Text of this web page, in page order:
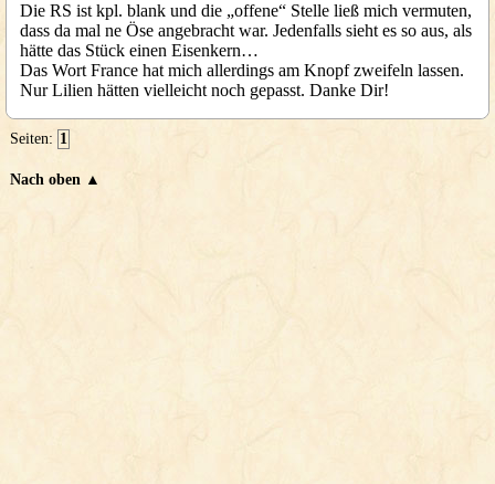
Die RS ist kpl. blank und die „offene“ Stelle ließ mich vermuten,
dass da mal ne Öse angebracht war. Jedenfalls sieht es so aus, als
hätte das Stück einen Eisenkern…
Das Wort France hat mich allerdings am Knopf zweifeln lassen.
Nur Lilien hätten vielleicht noch gepasst. Danke Dir!
Seiten: 1
Nach oben ▲